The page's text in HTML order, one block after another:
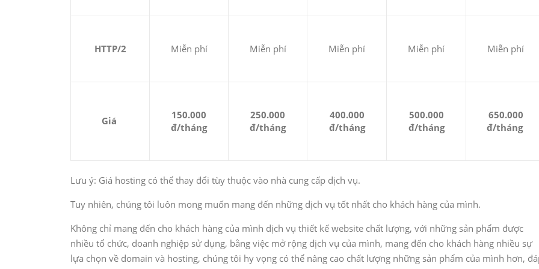
HTTP/2 Miễn phí Miễn phí Miễn phí Miễn phí Miễn phí
Giá
150.000
đ/tháng
250.000
đ/tháng
400.000
đ/tháng
500.000
đ/tháng
650.000
đ/tháng
Lưu ý: Giá hosting có thể thay đổi tùy thuộc vào nhà cung cấp dịch vụ.
Tuy nhiên, chúng tôi luôn mong muốn mang đến những dịch vụ tốt nhất cho khách hàng của mình.
Không chỉ mang đến cho khách hàng của mình dịch vụ thiết kế website chất lượng, với những sản phẩm được
nhiều tổ chức, doanh nghiệp sử dụng, bằng việc mở rộng dịch vụ của mình, mang đến cho khách hàng nhiều sự
lựa chọn về domain và hosting, chúng tôi hy vọng có thể nâng cao chất lượng những sản phẩm của mình hơn,